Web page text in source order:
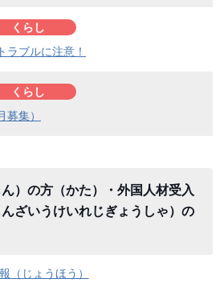
くらし
ラブルに注意！
くらし
集）
）の方（かた）・外国人材受入
ざいうけいれじぎょうしゃ）の
（じょうほう）